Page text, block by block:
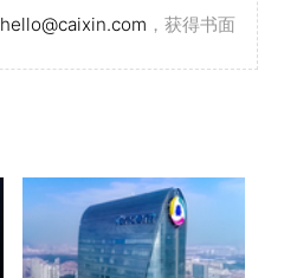
hello@caixin.com ，获得书面